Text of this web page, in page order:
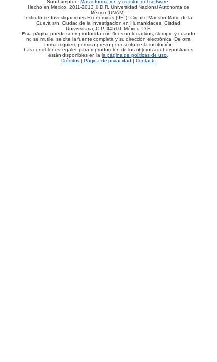
Southampton.Más información y créditos del software.
Hecho en México, 2011-2013 © D.R. Universidad Nacional Autónoma de
México (UNAM).
Instituto de Investigaciones Económicas (IIEc). Circuito Maestro Mario de la
Cueva s/n, Ciudad de la Investigación en Humanidades, Ciudad
Universitaria, C.P. 04510, México, D.F.
Esta página puede ser reproducida con fines no lucrativos, siempre y cuando
no se mutile, se cite la fuente completa y su dirección electrónica. De otra
forma requiere permiso previo por escrito de la institución.
Las condiciones legales para reproducción de los objetos aquí depositados
están disponibles en lala página de políticas de uso.
Créditos| Página de privacidad | Contacto